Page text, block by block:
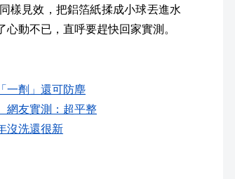
樣見效，把鋁箔紙揉成小球丟進水
動不已，直呼要趕快回家實測。
一劑」還可防塵
網友實測：超平整
沒洗還很新